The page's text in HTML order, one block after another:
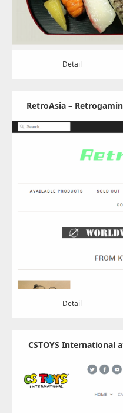
Detail
RetroAsia –
Detail
CSTOYS International